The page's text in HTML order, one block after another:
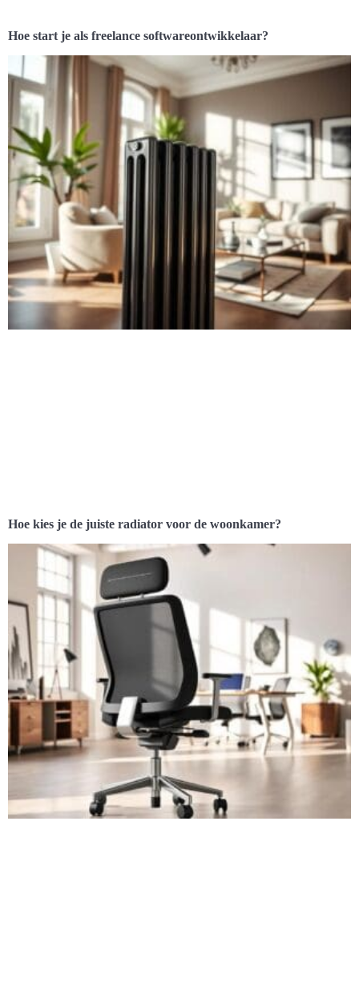
Hoe start je als freelance softwareontwikkelaar?
Hoe kies je de juiste radiator voor de woonkamer?